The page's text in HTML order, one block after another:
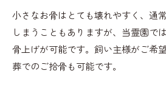
小さなお骨はとても壊れやすく、通
しまうこともありますが、当霊園で
骨上げが可能です。飼い主様がご希
葬でのご拾骨も可能です。